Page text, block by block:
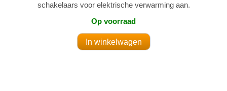
schakelaars voor elektrische verwarming aan.
Op voorraad